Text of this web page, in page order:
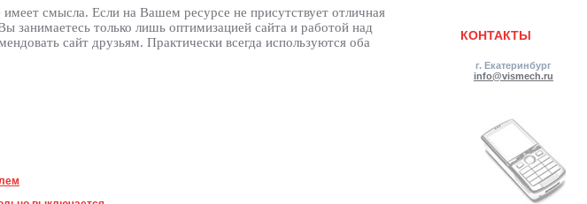
смысла. Если на Вашем ресурсе не присутствует отличная
занимаетесь только лишь оптимизацией сайта и работой над
сайт друзьям. Практически всегда используются оба
КОНТАКТЫ
г. Екатеринбург
info@vismech.ru